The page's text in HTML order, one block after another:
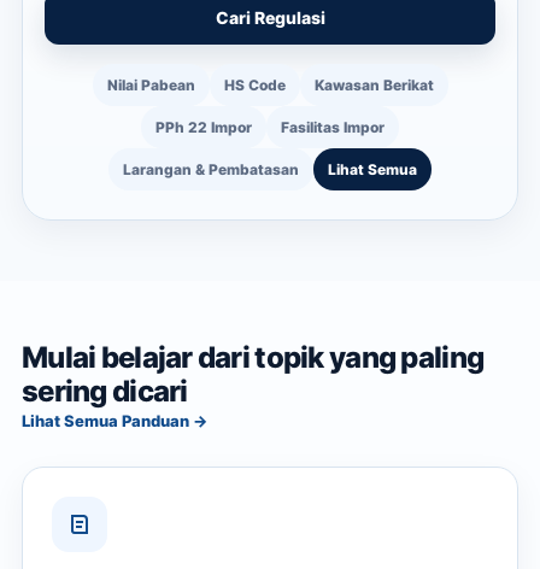
Cari Regulasi
Nilai Pabean HS Code Kawasan Berikat
PPh 22 Impor Fasilitas Impor
Larangan & Pembatasan Lihat Semua
Mulai belajar dari topik yang paling
sering dicari
Lihat Semua Panduan →